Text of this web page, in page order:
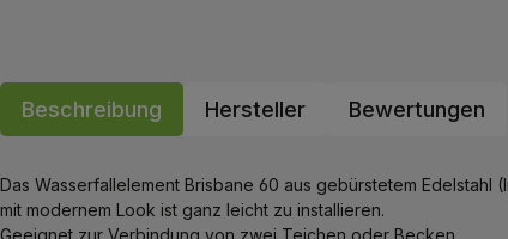
Beschreibung Hersteller Bewertungen
Das Wasserfallelement Brisbane 60 aus gebürstetem Edelstahl
mit modernem Look ist ganz leicht zu installieren.